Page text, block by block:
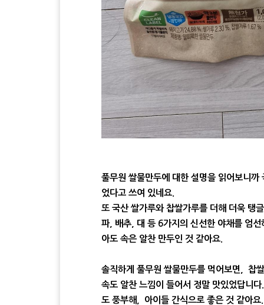
풀무원 쌀물만두에 대한 설명을 읽어보니
었다고 쓰여 있네요.
또 국산 쌀가루와 찹쌀가루를 더해 더욱 탱
파, 배추, 대 등 6가지의 신선한 야채를 엄
아도 속은 알찬 만두인 것 같아요.
솔직하게 풀무원 쌀물만두를 먹어보면, 찹
속도 알찬 느낌이 들어서 정말 맛있었답니
도 풍부해, 아이들 간식으로 좋은 것 같아요.